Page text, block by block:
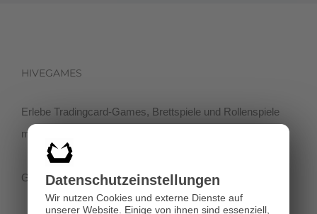
Datenschutz­einstellungen
Wir nutzen Cookies und externe Dienste auf
unserer Website. Einige von ihnen sind essenziell,
HIVEGAMES
Erlebe Tradingcard-Games, Brettspiele und Rollenspiele
mit einer netten Community in der Klagenfurter Innenstadt!
Getreidegasse 3, 9020 Klagenfurt